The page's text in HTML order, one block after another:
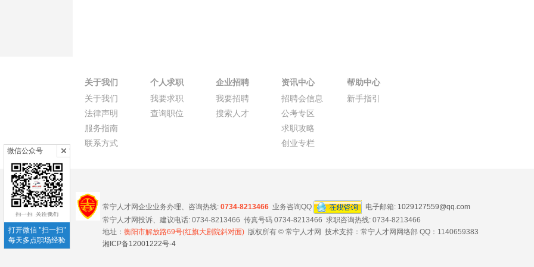
关于我们
关于我们
法律声明
服务指南
联系方式
个人求职
我要求职
查询职位
企业招聘
我要招聘
搜索人才
资讯中心
招聘会信息
公考专区
求职攻略
创业专栏
帮助中心
新手指引
常宁人才网企业业务办理、咨询热线: 0734-8213466 业务咨询QQ 电子邮箱: 1029127559@qq.com
常宁人才网投诉、建议电话: 0734-8213466 传真号码 0734-8213466 求职咨询热线: 0734-8213466
地址： 衡阳市解放路69号(红旗大剧院斜对面) 版权所有 © 常宁人才网 技术支持：常宁人才网网络部 QQ：1140659383
湘ICP备12001222号-4
微信公众号
打开微信 "扫一扫"
每天多点职场经验